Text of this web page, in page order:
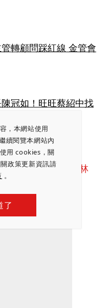
，本網站使用
續閱覽本網站內
用 cookies，關
政策更新資訊請
。
了
轉顧問踩紅線 金管會
冠如！旺旺蔡紹中找
「大有來頭」
銀｜蔡紹中｜ 魏啓林